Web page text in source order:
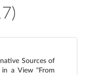
Sources of
in a View "From